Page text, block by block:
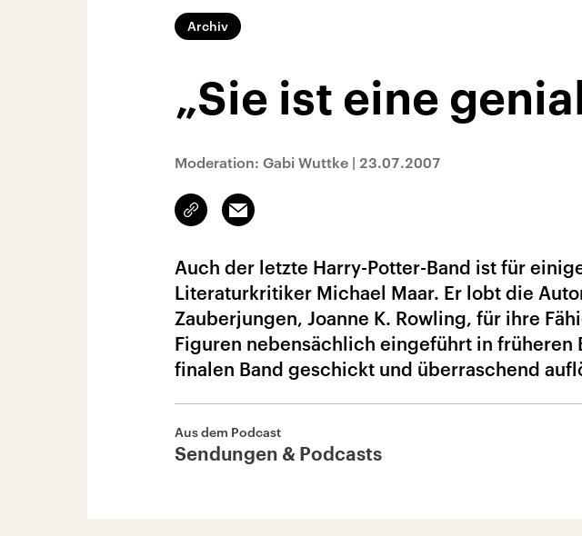
Archiv
„Sie ist eine
Moderation: Gabi Wuttke | 23.07.2007
Link
kopieren/teilen
Email
Auch der letzte Harry-Potter-Band ist für
Literaturkritiker Michael Maar. Er lobt die
Zauberjungen, Joanne K. Rowling, für ihre
Figuren nebensächlich eingeführt in früheren
finalen Band geschickt und überraschend
Aus dem Podcast
Sendungen & Podcasts